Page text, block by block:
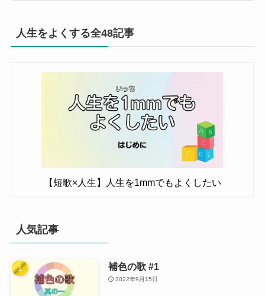
人生をよくする全48記事
【短歌×人生】人生を1mmでもよくしたい
人気記事
補色の歌 #1
2022年9月15日